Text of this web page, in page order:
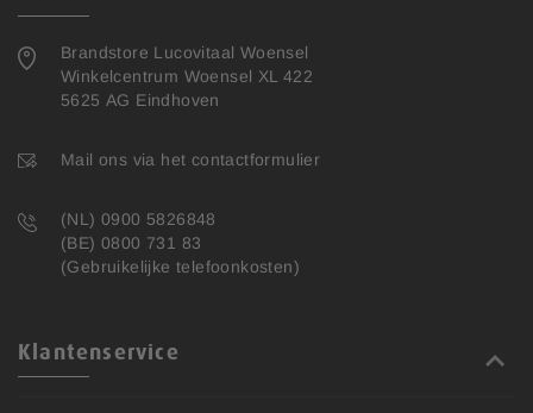
Brandstore Lucovitaal Woensel
Winkelcentrum Woensel XL 422
5625 AG Eindhoven
Mail ons via het contactformulier
(NL) 0900 5826848
(BE) 0800 731 83
(Gebruikelijke telefoonkosten)
Klantenservice